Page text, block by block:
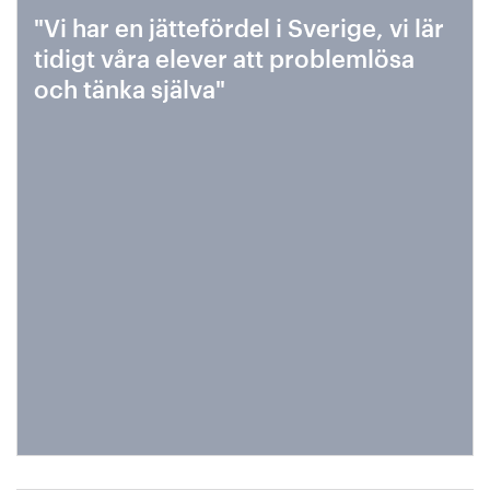
"Vi har en jättefördel i Sverige, vi lär
tidigt våra elever att problemlösa
och tänka själva"